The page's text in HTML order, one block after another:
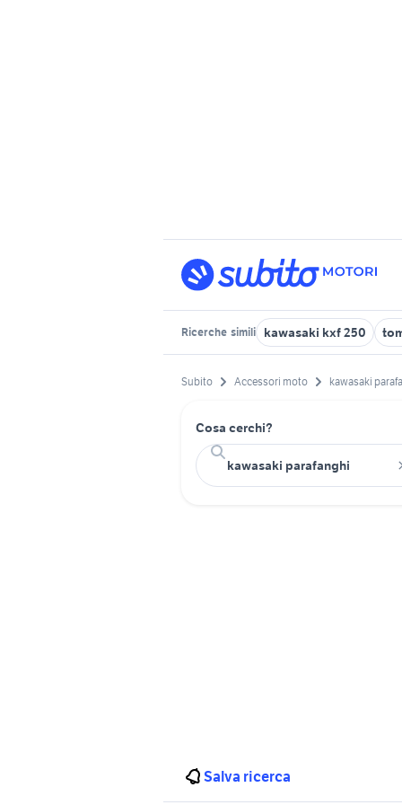
Ricerche simili kawasaki kxf 250
Subito Accessori moto kawasaki
Cosa cerchi?
Salva ricerca